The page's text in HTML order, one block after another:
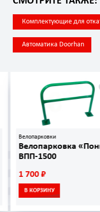
Комплектующие для
Автоматика Doorhan
Велопарковки
Велопарковка «Пони»
ВПП-1500
1 700 ₽
В КОРЗИНУ